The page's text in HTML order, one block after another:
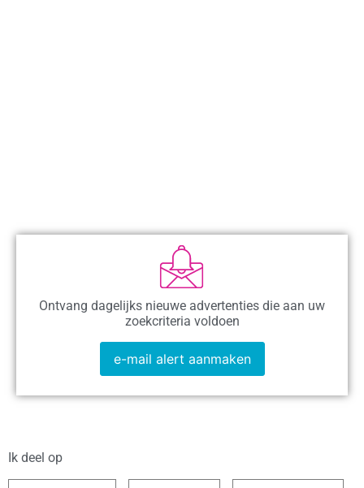
Ontvang dagelijks nieuwe advertenties die aan uw
zoekcriteria voldoen
e-mail alert aanmaken
Ik deel op